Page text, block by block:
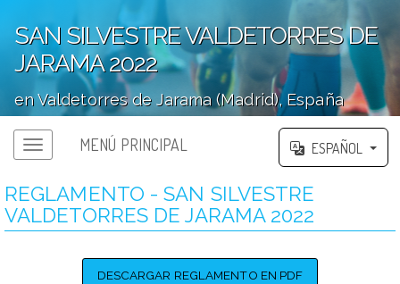
SAN SILVESTRE VALDETORRES DE
JARAMA 2022
en Valdetorres de Jarama (Madrid), España
MENÚ PRINCIPAL ESPAÑOL
REGLAMENTO - SAN SILVESTRE
VALDETORRES DE JARAMA 2022
DESCARGAR REGLAMENTO EN PDF